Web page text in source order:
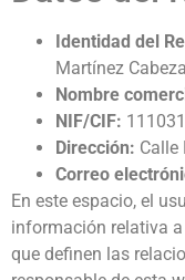
Identidad del
Martínez
Nombre
NIF/CIF:
Dirección: Calle
Correo
En este espacio, el
información relativa
que definen las